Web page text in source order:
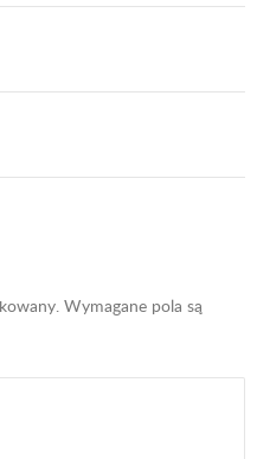
Wymagane pola są